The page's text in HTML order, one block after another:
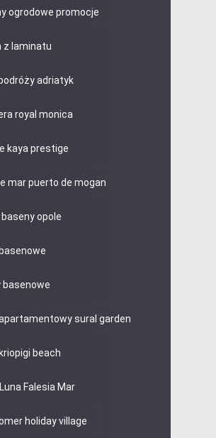
ogrodowe promocje
z laminatu
adriatyk
royal monica
kaya prestige
mar puerto de mogan
opole
basenowe
sural garden
beach
Falesia Mar
holiday village